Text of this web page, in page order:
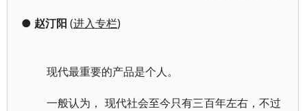
● 赵汀阳 (进入专栏)
现代最重要的产品是个人。
一般认为， 现代社会至今只有三百年左右，不过